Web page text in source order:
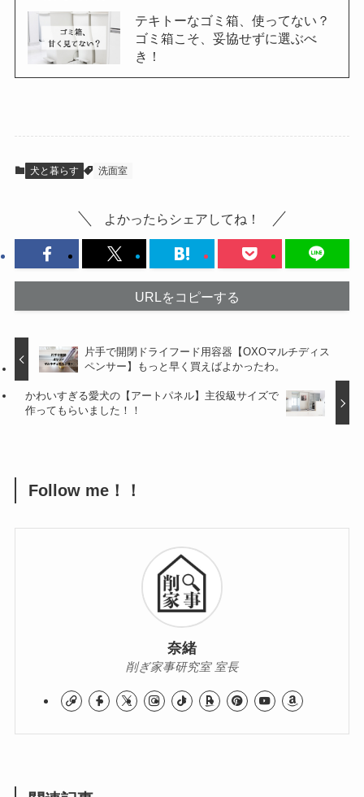
テキトーなゴミ箱、使ってない？
ゴミ箱こそ、妥協せずに選ぶべ
き！
犬と暮らす 洗面室
よかったらシェアしてね！
URLをコピーする
片手で開閉ドライフード用容器【OXOマルチディス
ペンサー】もっと早く買えばよかったわ。
かわいすぎる愛犬の【アートパネル】主役級サイズで
作ってもらいました！！
Follow me！！
奈緒
削ぎ家事研究室 室長